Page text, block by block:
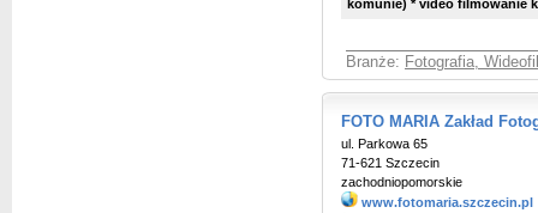
komunie) * video filmowanie
Branże: Fotografia,
FOTO MARIA Zakład
ul. Parkowa 65
71-621 Szczecin
zachodniopomorskie
www.fotomaria.szczecin.pl